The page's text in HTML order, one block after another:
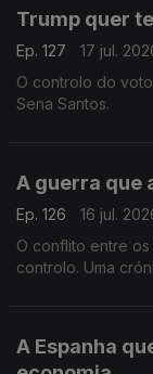
Trump quer
Ep. 127
17 jul.
O controlo do
Sena Santos.
A guerra que
Ep. 126
16 jul.
O conflito entre
controlo. Uma
A Espanha